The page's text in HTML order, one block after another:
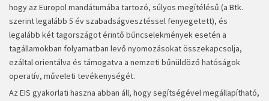
hogy az Europol mandátumába tartozó, súlyos megítélésű (a Btk.
szerint legalább 5 év szabadságvesztéssel fenyegetett), és
legalább két tagországot érintő bűncselekmények esetén a
tagállamokban folyamatban levő nyomozásokat összekapcsolja,
ezáltal orientálva és támogatva a nemzeti bűnüldöző hatóságok
operatív, műveleti tevékenységét.
Az EIS gyakorlati haszna abban áll, hogy segítségével megállapítható,